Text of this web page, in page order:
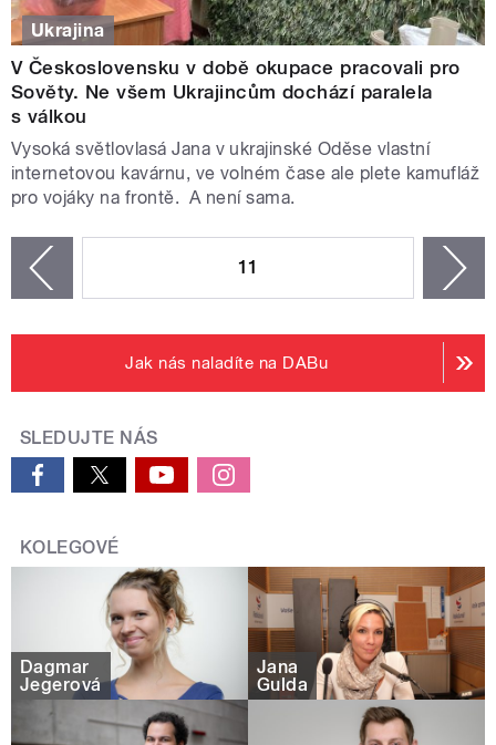
Ukrajina
V Československu v době okupace pracovali pro
Sověty. Ne všem Ukrajincům dochází paralela
s válkou
Vysoká světlovlasá Jana v ukrajinské Oděse vlastní
internetovou kavárnu, ve volném čase ale plete kamufláž
pro vojáky na frontě. A není sama.
11
Jak nás naladíte na DABu
SLEDUJTE NÁS
KOLEGOVÉ
Dagmar
Jegerová
Jana
Gulda